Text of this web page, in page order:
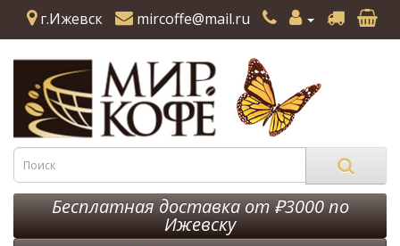
г.Ижевск mircoffe@mail.ru
Бесплатная доставка от ₽3000 по
Ижевску